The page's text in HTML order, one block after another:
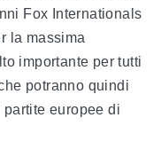
Fox Internationals
la massima
importante per tutti
potranno quindi
europee di